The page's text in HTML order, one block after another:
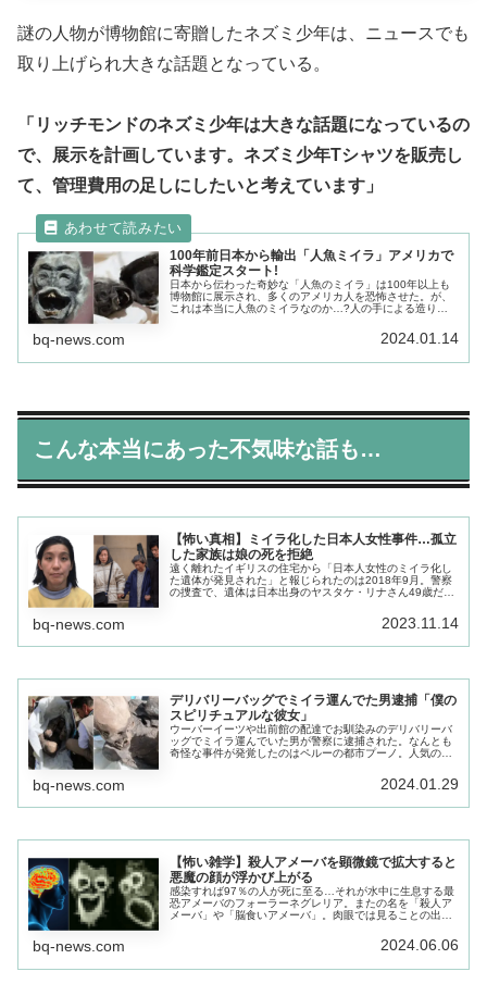
謎の人物が博物館に寄贈したネズミ少年は、ニュースでも
取り上げられ大きな話題となっている。
「リッチモンドのネズミ少年は大きな話題になっているの
で、展示を計画しています。ネズミ少年Tシャツを販売し
て、管理費用の足しにしたいと考えています」
100年前日本から輸出「人魚ミイラ」アメリカで
科学鑑定スタート!
日本から伝わった奇妙な「人魚のミイラ」は100年以上も
博物館に展示され、多くのアメリカ人を恐怖させた。が、
これは本当に人魚のミイラなのか…?人の手による造り物
bq-news.com 2024.01.14
こんな本当にあった不気味な話も…
【怖い真相】ミイラ化した日本人女性事件…孤立
した家族は娘の死を拒絶
遠く離れたイギリスの住宅から「日本人女性のミイラ化し
た遺体が発見された」と報じられたのは2018年9月。警察
の捜査で、遺体は日本出身のヤスタケ・リナさん49歳だと
bq-news.com 2023.11.14
デリバリーバッグでミイラ運んでた男逮捕「僕の
スピリチュアルな彼女」
ウーバーイーツや出前館の配達でお馴染みのデリバリーバ
ッグでミイラ運んでいた男が警察に逮捕された。なんとも
奇怪な事件が発覚したのはペルーの都市プーノ。人気のな
bq-news.com 2024.01.29
【怖い雑学】殺人アメーバを顕微鏡で拡大すると
悪魔の顔が浮かび上がる
感染すれば97％の人が死に至る…それが水中に生息する最
恐アメーバのフォーラーネグレリア。またの名を「殺人ア
メーバ」や「脳食いアメーバ」。肉眼では見ることの出来
bq-news.com 2024.06.06